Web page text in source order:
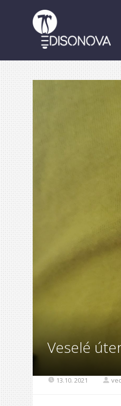
Veselé
13.10. 2021